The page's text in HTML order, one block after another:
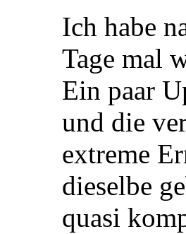
Ich habe
Tage mal
Ein paar
und die
extreme
dieselbe
quasi